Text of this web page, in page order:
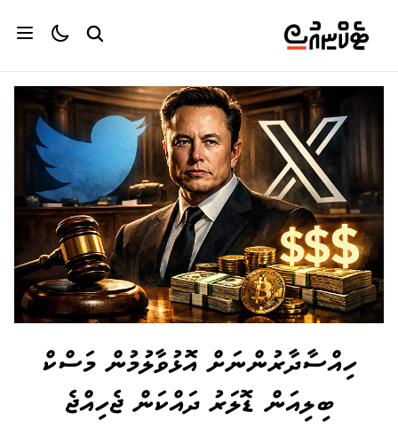
ހިއްސާދާރުންނަށް އޮޅުވާލުމުން މަސްކް
ބިލިއަން ޑޮލަރު ދައްކަން ޖެހިއްޖެ